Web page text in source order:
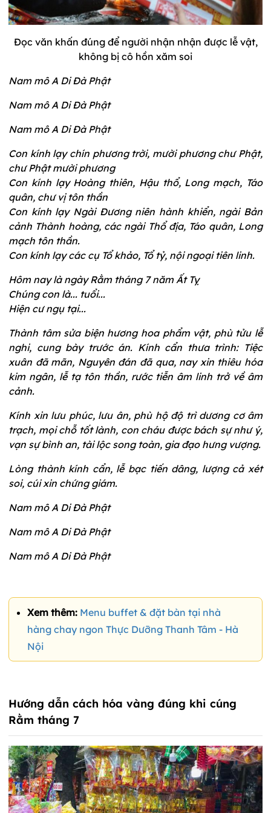
Đọc văn khấn đúng để người nhận nhận được lễ vật,
không bị cô hồn xăm soi
Nam mô A Di Đà Phật
Nam mô A Di Đà Phật
Nam mô A Di Đà Phật
Con kính lạy chín phương trời, mười phương chư Phật,
chư Phật mười phương
Con kính lạy Hoàng thiên, Hậu thổ, Long mạch, Táo
quân, chư vị tôn thần
Con kính lạy Ngài Đương niên hành khiển, ngài Bản
cảnh Thành hoàng, các ngài Thổ địa, Táo quân, Long
mạch tôn thần.
Con kính lạy các cụ Tổ khảo, Tổ tỷ, nội ngoại tiên linh.
Hôm nay là ngày Rằm tháng 7 năm Ất Tỵ
Chúng con là... tuổi...
Hiện cư ngụ tại...
Thành tâm sửa biện hương hoa phẩm vật, phù tửu lễ
nghi, cung bày trước án. Kính cẩn thưa trình: Tiệc
xuân đã mãn, Nguyên đán đã qua, nay xin thiêu hóa
kim ngân, lễ tạ tôn thần, rước tiễn âm linh trở về âm
cảnh.
Kính xin lưu phúc, lưu ân, phù hộ độ trì dương cơ âm
trạch, mọi chỗ tốt lành, con cháu được bách sự như ý,
vạn sự bình an, tài lộc song toàn, gia đạo hưng vượng.
Lòng thành kính cẩn, lễ bạc tiến dâng, lượng cả xét
soi, cúi xin chứng giám.
Nam mô A Di Đà Phật
Nam mô A Di Đà Phật
Nam mô A Di Đà Phật
Xem thêm: Menu buffet & đặt bàn tại nhà
hàng chay ngon Thực Dưỡng Thanh Tâm - Hà
Nội
Hướng dẫn cách hóa vàng đúng khi cúng
Rằm tháng 7